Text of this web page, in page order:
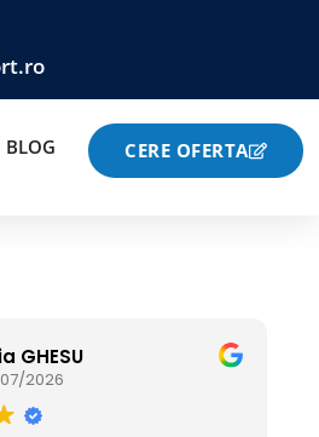
BLOG CERE OFERTA
Burileanu
07/2026